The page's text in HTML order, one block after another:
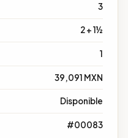
3
2 + 1½
1
39,091 MXN
Disponible
#00083